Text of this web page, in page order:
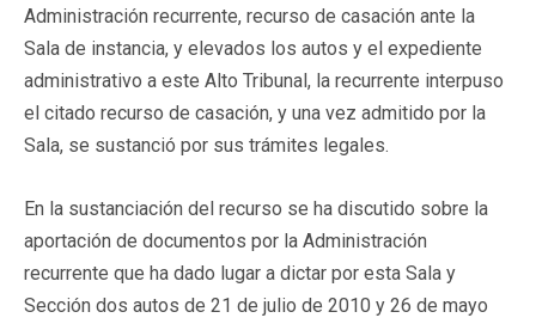
Administración recurrente, recurso de casación ante la
Sala de instancia, y elevados los autos y el expediente
administrativo a este Alto Tribunal, la recurrente interpuso
el citado recurso de casación, y una vez admitido por la
Sala, se sustanció por sus trámites legales.
En la sustanciación del recurso se ha discutido sobre la
aportación de documentos por la Administración
recurrente que ha dado lugar a dictar por esta Sala y
Sección dos autos de 21 de julio de 2010 y 26 de mayo